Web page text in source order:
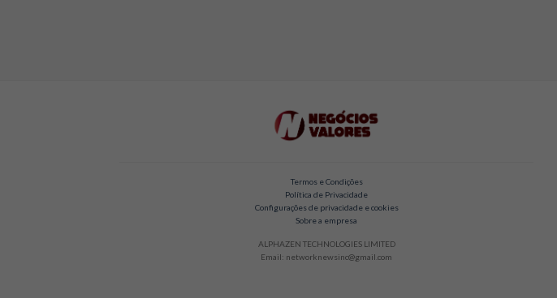
Termos e Condições
Política de Privacidade
Configurações de privacidade e cookies
Sobre a empresa
ALPHAZEN TECHNOLOGIES LIMITED
Email: networknewsinc@gmail.com